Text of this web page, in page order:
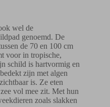
wel de
genoemd. De
de 70 en 100 cm
voor in tropische,
schild is hartvormig en
zijn met algen
is. Ze eten
vol mee zit. Met hun
zoals slakken